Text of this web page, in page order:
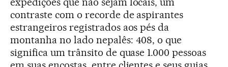
contraste com o recorde de aspirantes
estrangeiros registrados aos pés da
montanha no lado nepalês: 408, o que
significa um trânsito de quase 1.000 pessoas